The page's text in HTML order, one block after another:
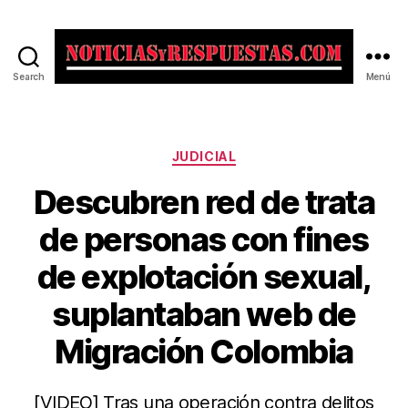
Search Menú
Categorías
JUDICIAL
Descubren red de trata
de personas con fines
de explotación sexual,
suplantaban web de
Migración Colombia
[VIDEO] Tras una operación contra delitos